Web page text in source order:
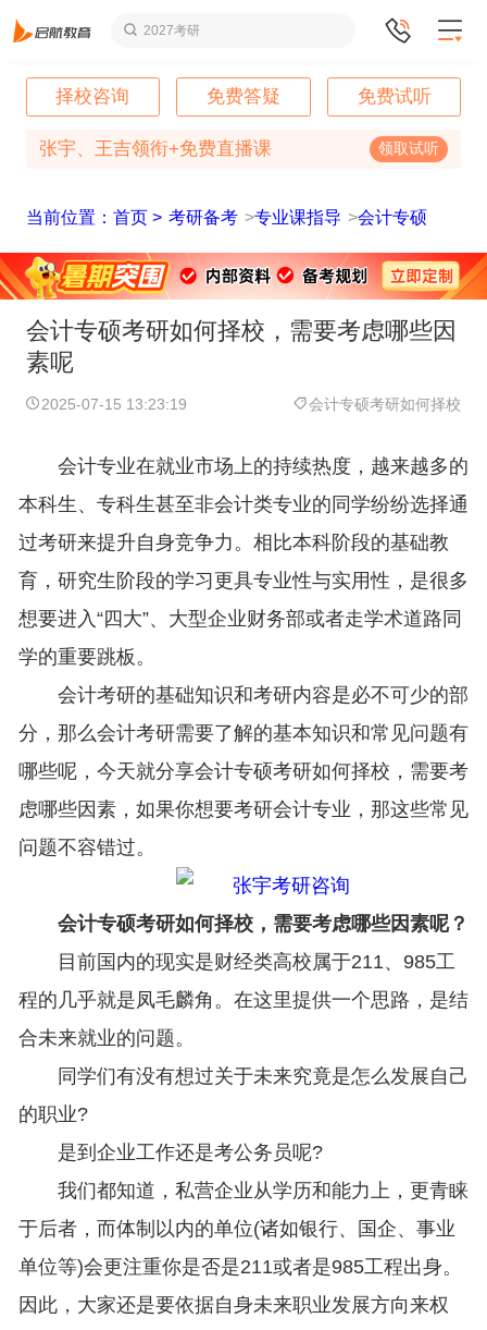
2027考研
择校咨询 免费答疑 免费试听
张宇、王吉领衔+免费直播课 领取试听
当前位置：首页 > 考研备考 >专业课指导 >会计专硕
会计专硕考研如何择校，需要考虑哪些因
素呢
2025-07-15 13:23:19 会计专硕考研如何择校
会计专业在就业市场上的持续热度，越来越多的
本科生、专科生甚至非会计类专业的同学纷纷选择通
过考研来提升自身竞争力。相比本科阶段的基础教
育，研究生阶段的学习更具专业性与实用性，是很多
想要进入“四大”、大型企业财务部或者走学术道路同
学的重要跳板。
会计考研的基础知识和考研内容是必不可少的部
分，那么会计考研需要了解的基本知识和常见问题有
哪些呢，今天就分享会计专硕考研如何择校，需要考
虑哪些因素，如果你想要考研会计专业，那这些常见
问题不容错过。
会计专硕考研如何择校，需要考虑哪些因素呢？
目前国内的现实是财经类高校属于211、985工
程的几乎就是凤毛麟角。在这里提供一个思路，是结
合未来就业的问题。
同学们有没有想过关于未来究竟是怎么发展自己
的职业?
是到企业工作还是考公务员呢?
我们都知道，私营企业从学历和能力上，更青睐
于后者，而体制以内的单位(诸如银行、国企、事业
单位等)会更注重你是否是211或者是985工程出身。
因此，大家还是要依据自身未来职业发展方向来权